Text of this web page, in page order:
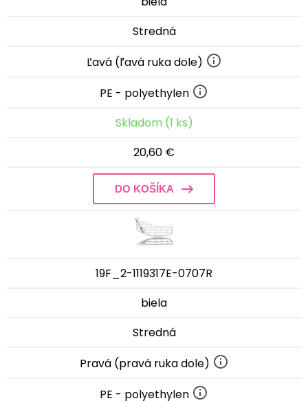
Stredná
Ľavá (ľavá ruka dole)
PE - polyethylen
Skladom (1 ks)
20,60 €
DO KOŠÍKA
19F_2-1119317E-0707R
biela
Stredná
Pravá (pravá ruka dole)
PE - polyethylen